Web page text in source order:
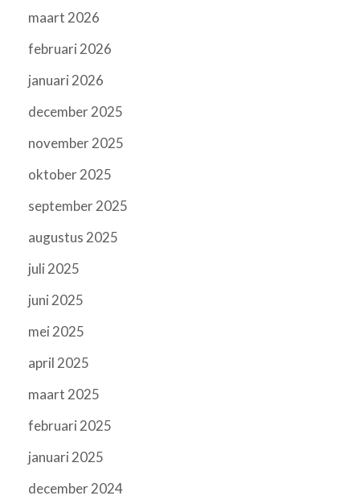
maart 2026
februari 2026
januari 2026
december 2025
november 2025
oktober 2025
september 2025
augustus 2025
juli 2025
juni 2025
mei 2025
april 2025
maart 2025
februari 2025
januari 2025
december 2024